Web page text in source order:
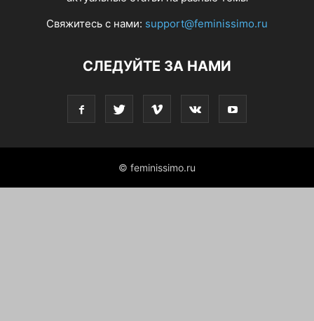
Свяжитесь с нами: support@feminissimo.ru
СЛЕДУЙТЕ ЗА НАМИ
© feminissimo.ru